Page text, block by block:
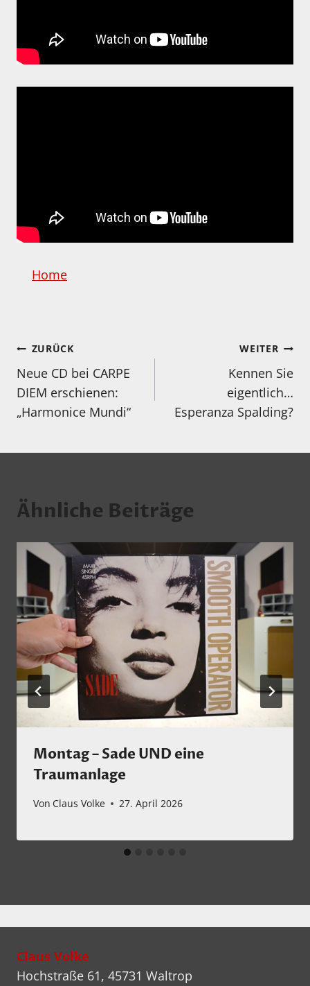
Home
Beitragsnavigation
ZURÜCK
Neue CD bei CARPE
DIEM erschienen:
„Harmonice Mundi“
WEITER
Kennen Sie
eigentlich…
Esperanza Spalding?
Ähnliche Beiträge
Montag – Sade UND eine
Traumanlage
Von Claus Volke 27. April 2026
Claus Volke
Hochstraße 61, 45731 Waltrop